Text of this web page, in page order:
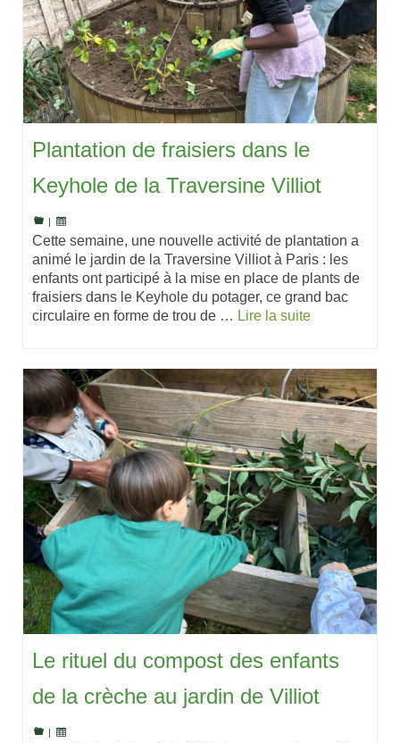
Plantation de fraisiers dans le
Keyhole de la Traversine Villiot
|
Cette semaine, une nouvelle activité de plantation a
animé le jardin de la Traversine Villiot à Paris : les
enfants ont participé à la mise en place de plants de
fraisiers dans le Keyhole du potager, ce grand bac
circulaire en forme de trou de … Lire la suite
Le rituel du compost des enfants
de la crèche au jardin de Villiot
|